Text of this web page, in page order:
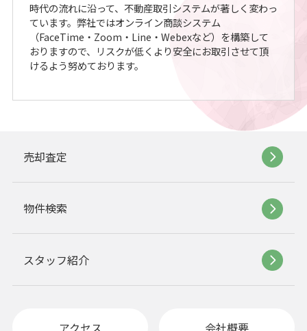
時代の流れに沿って、不動産取引システムが著しく変わっ
ています。弊社ではオンライン商談システム
（FaceTime・Zoom・Line・Webexなど）を構築して
おりますので、リスクが低くより安全にお取引させて頂
けるよう努めております。
売却査定
物件検索
スタッフ紹介
アクセス 会社概要